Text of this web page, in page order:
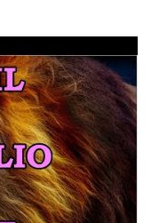
di Mattia Capra e la
che non sono
DA GARLASCO?